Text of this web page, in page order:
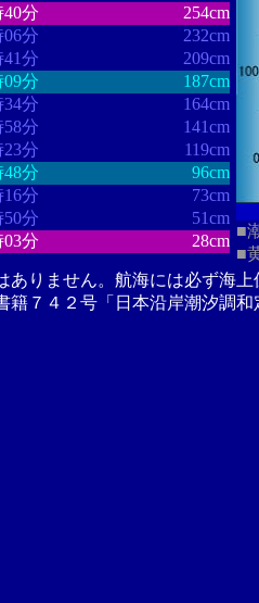
40分
254cm
06分
232cm
41分
209cm
09分
187cm
34分
164cm
58分
141cm
23分
119cm
48分
96cm
16分
73cm
50分
51cm
03分 28cm
■
■
りません。航海には必ず海
７４２号「日本沿岸潮汐調